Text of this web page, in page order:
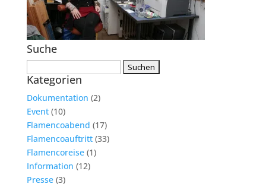
Suche
nach:
Kategorien
Dokumentation (2)
Event(10)
Flamencoabend (17)
Flamencoauftritt(33)
Flamencoreise(1)
Information (12)
Presse(3)